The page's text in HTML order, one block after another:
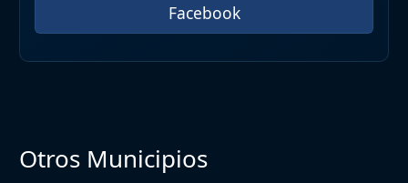
Facebook
Otros Municipios